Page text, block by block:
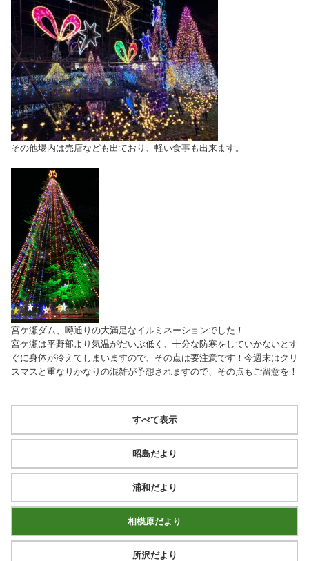
その他場内は売店なども出ており、軽い食事も出来ます。
宮ケ瀬ダム、噂通りの大満足なイルミネーションでした！
宮ケ瀬は平野部より気温がだいぶ低く、十分な防寒をしていかないとす
ぐに身体が冷えてしまいますので、その点は要注意です！今週末はクリ
スマスと重なりかなりの混雑が予想されますので、その点もご留意を！
すべて表示
昭島だより
浦和だより
相模原だより
所沢だより